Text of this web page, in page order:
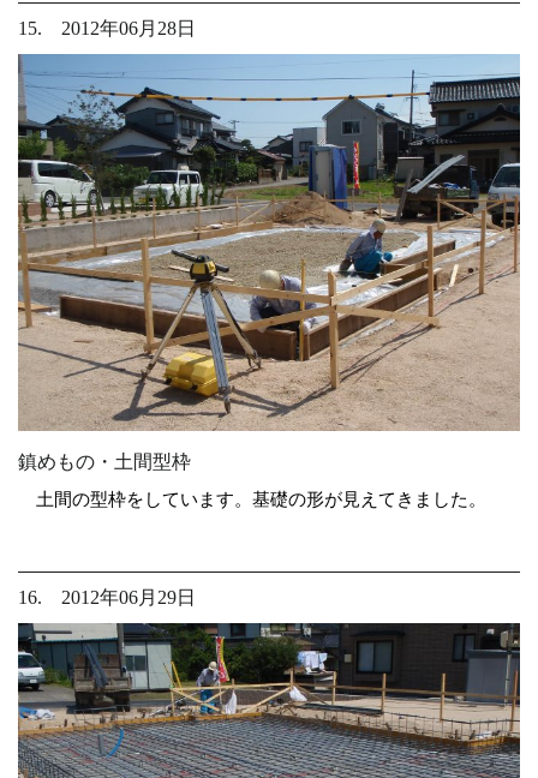
15. 2012年06月28日
鎮めもの・土間型枠
土間の型枠をしています。基礎の形が見えてきました。
16. 2012年06月29日